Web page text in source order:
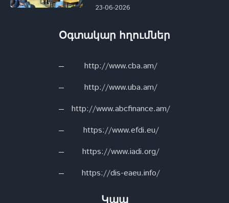
23-06-2026
Օգտակար հղումներ
http://www.cba.am/
http://www.uba.am/
http://www.abcfinance.am/
https://www.efdi.eu/
https://www.iadi.org/
https://dis-eaeu.info/
Կապ